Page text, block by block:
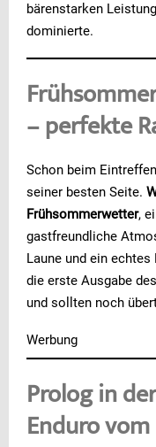
bärenstarken
dominierte.
– perfekte
Schon beim
seiner besten Seite.
Frühsommerwetter,
gastfreundliche
Laune und ein
die erste Ausgabe
und sollten noch
Werbung
Prolog in
Enduro